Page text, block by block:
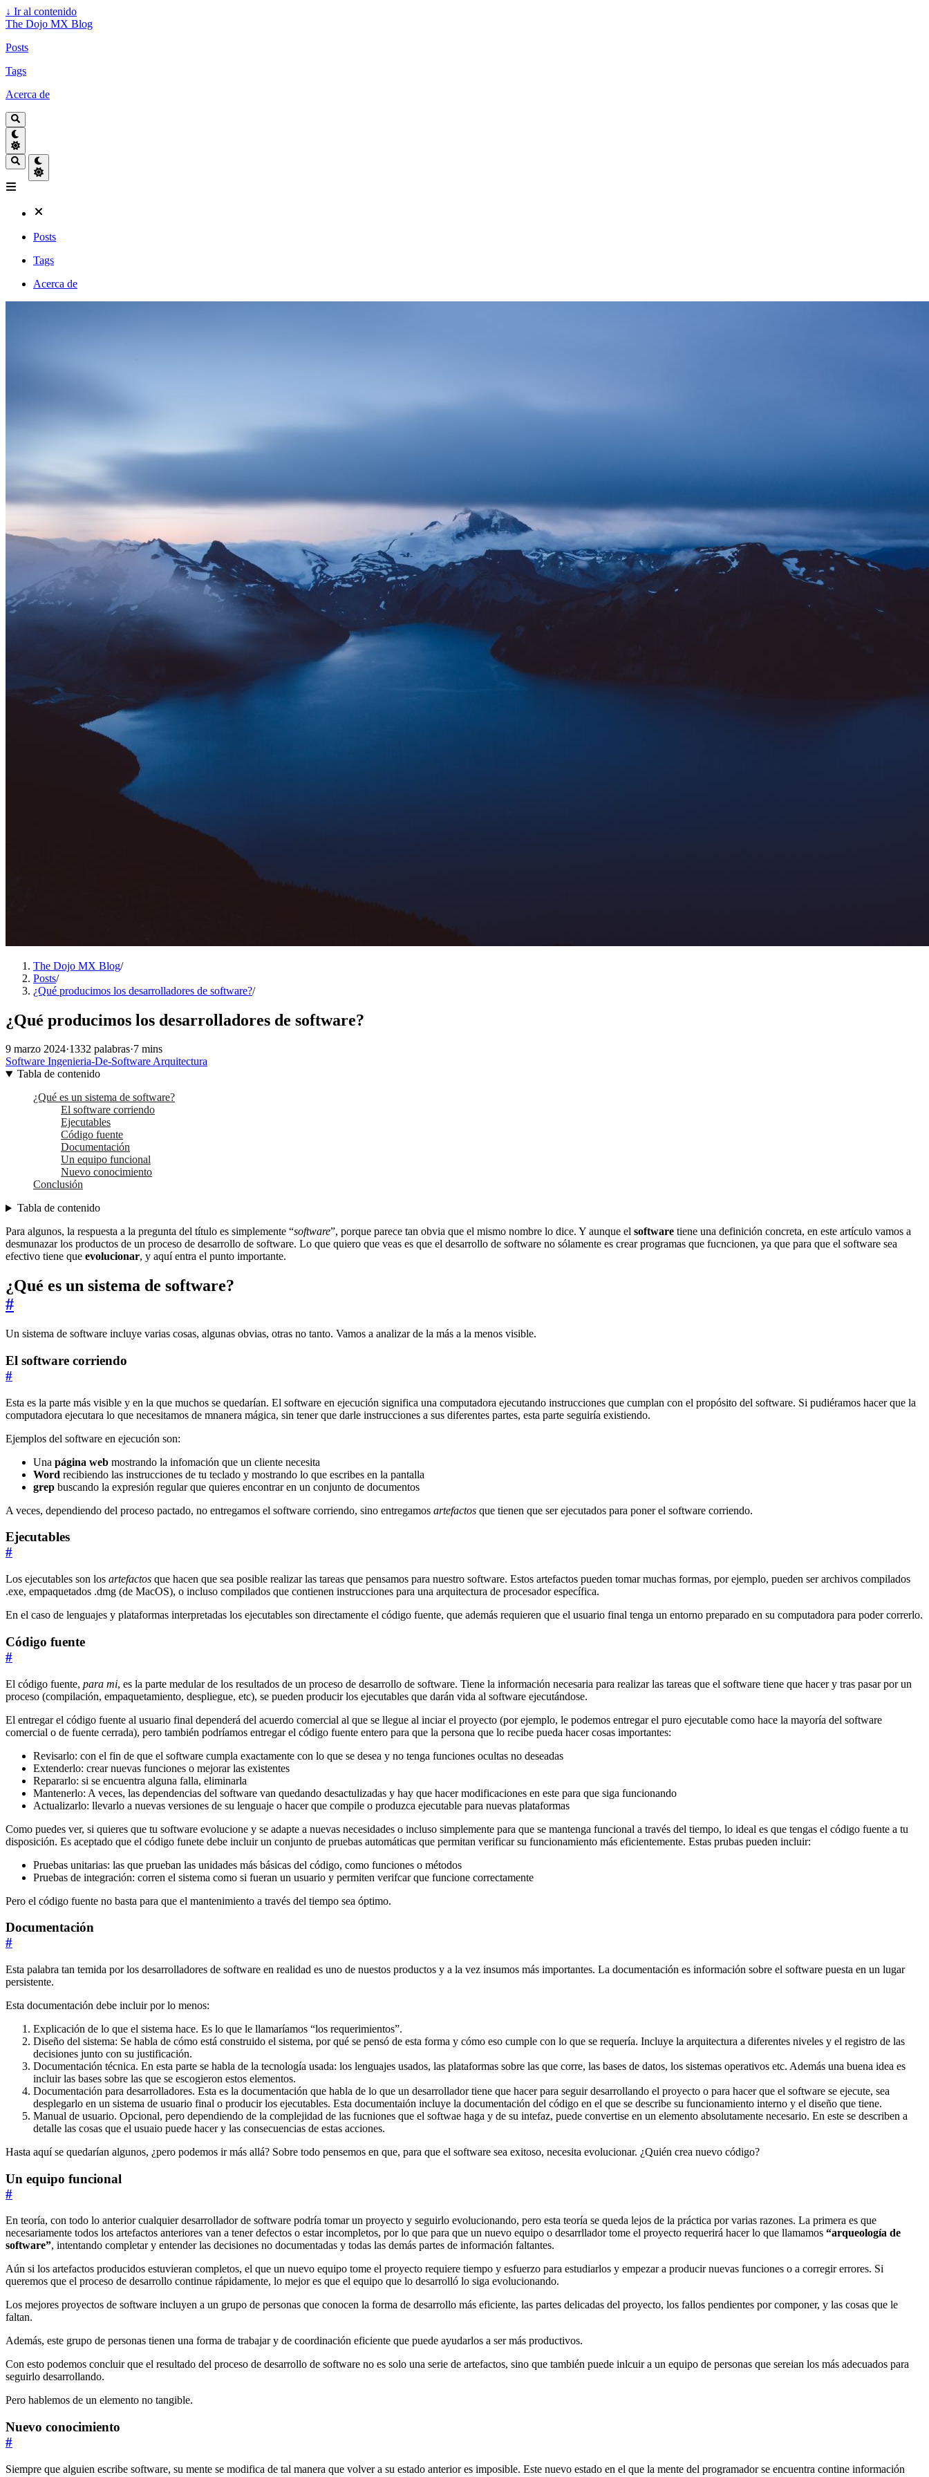
↓ Ir al contenido
The Dojo MX Blog
Posts
Tags
Acerca de
Posts
Tags
Acerca de
The Dojo MX Blog/
Posts/
¿Qué producimos los desarrolladores de software?/
¿Qué producimos los desarrolladores de software?
9 marzo 2024·1332 palabras·7 mins
Software Ingenieria-De-SoftwareArquitectura
Tabla de contenido
¿Qué es un sistema de software?
El software corriendo
Ejecutables
Código fuente
Documentación
Un equipo funcional
Nuevo conocimiento
Conclusión
Tabla de contenido
Para algunos, la respuesta a la pregunta del título es simplemente “software”, porque parece tan obvia que el mismo nombre lo dice. Y aunque el software tiene una definición concreta, en este artículo vamos a
desmunazar los productos de un proceso de desarrollo de software. Lo que quiero que veas es que el desarrollo de software no sólamente es crear programas que fucncionen, ya que para que el software sea
efectivo tiene que evolucionar, y aquí entra el punto importante.
¿Qué es un sistema de software?
#
Un sistema de software incluye varias cosas, algunas obvias, otras no tanto. Vamos a analizar de la más a la menos visible.
El software corriendo
#
Esta es la parte más visible y en la que muchos se quedarían. El software en ejecución significa una computadora ejecutando instrucciones que cumplan con el propósito del software. Si pudiéramos hacer que la
computadora ejecutara lo que necesitamos de mnanera mágica, sin tener que darle instrucciones a sus diferentes partes, esta parte seguiría existiendo.
Ejemplos del software en ejecución son:
Una página web mostrando la infomación que un cliente necesita
Word recibiendo las instrucciones de tu teclado y mostrando lo que escribes en la pantalla
grep buscando la expresión regular que quieres encontrar en un conjunto de documentos
A veces, dependiendo del proceso pactado, no entregamos el software corriendo, sino entregamos artefactos que tienen que ser ejecutados para poner el software corriendo.
Ejecutables
#
Los ejecutables son los artefactos que hacen que sea posible realizar las tareas que pensamos para nuestro software. Estos artefactos pueden tomar muchas formas, por ejemplo, pueden ser archivos compilados
.exe, empaquetados .dmg (de MacOS), o incluso compilados que contienen instrucciones para una arquitectura de procesador específica.
En el caso de lenguajes y plataformas interpretadas los ejecutables son directamente el código fuente, que además requieren que el usuario final tenga un entorno preparado en su computadora para poder correrlo.
Código fuente
#
El código fuente, para mi, es la parte medular de los resultados de un proceso de desarrollo de software. Tiene la información necesaria para realizar las tareas que el software tiene que hacer y tras pasar por un
proceso (compilación, empaquetamiento, despliegue, etc), se pueden producir los ejecutables que darán vida al software ejecutándose.
El entregar el código fuente al usuario final dependerá del acuerdo comercial al que se llegue al inciar el proyecto (por ejemplo, le podemos entregar el puro ejecutable como hace la mayoría del software
comercial o de fuente cerrada), pero también podríamos entregar el código fuente entero para que la persona que lo recibe pueda hacer cosas importantes:
Revisarlo: con el fin de que el software cumpla exactamente con lo que se desea y no tenga funciones ocultas no deseadas
Extenderlo: crear nuevas funciones o mejorar las existentes
Repararlo: si se encuentra alguna falla, eliminarla
Mantenerlo: A veces, las dependencias del software van quedando desactulizadas y hay que hacer modificaciones en este para que siga funcionando
Actualizarlo: llevarlo a nuevas versiones de su lenguaje o hacer que compile o produzca ejecutable para nuevas plataformas
Como puedes ver, si quieres que tu software evolucione y se adapte a nuevas necesidades o incluso simplemente para que se mantenga funcional a través del tiempo, lo ideal es que tengas el código fuente a tu
disposición. Es aceptado que el código funete debe incluir un conjunto de pruebas automáticas que permitan verificar su funcionamiento más eficientemente. Estas prubas pueden incluir:
Pruebas unitarias: las que prueban las unidades más básicas del código, como funciones o métodos
Pruebas de integración: corren el sistema como si fueran un usuario y permiten verifcar que funcione correctamente
Pero el código fuente no basta para que el mantenimiento a través del tiempo sea óptimo.
Documentación
#
Esta palabra tan temida por los desarrolladores de software en realidad es uno de nuestos productos y a la vez insumos más importantes. La documentación es información sobre el software puesta en un lugar
persistente.
Esta documentación debe incluir por lo menos:
Explicación de lo que el sistema hace. Es lo que le llamaríamos “los requerimientos”.
Diseño del sistema: Se habla de cómo está construido el sistema, por qué se pensó de esta forma y cómo eso cumple con lo que se requería. Incluye la arquitectura a diferentes niveles y el registro de las
decisiones junto con su justificación.
Documentación técnica. En esta parte se habla de la tecnología usada: los lenguajes usados, las plataformas sobre las que corre, las bases de datos, los sistemas operativos etc. Además una buena idea es
incluir las bases sobre las que se escogieron estos elementos.
Documentación para desarrolladores. Esta es la documentación que habla de lo que un desarrollador tiene que hacer para seguir desarrollando el proyecto o para hacer que el software se ejecute, sea
desplegarlo en un sistema de usuario final o producir los ejecutables. Esta documentaión incluye la documentación del código en el que se describe su funcionamiento interno y el diseño que tiene.
Manual de usuario. Opcional, pero dependiendo de la complejidad de las fucniones que el softwae haga y de su intefaz, puede convertise en un elemento absolutamente necesario. En este se describen a
detalle las cosas que el usuaio puede hacer y las consecuencias de estas acciones.
Hasta aquí se quedarían algunos, ¿pero podemos ir más allá? Sobre todo pensemos en que, para que el software sea exitoso, necesita evolucionar. ¿Quién crea nuevo código?
Un equipo funcional
#
En teoría, con todo lo anterior cualquier desarrollador de software podría tomar un proyecto y seguirlo evolucionando, pero esta teoría se queda lejos de la práctica por varias razones. La primera es que
necesariamente todos los artefactos anteriores van a tener defectos o estar incompletos, por lo que para que un nuevo equipo o desarrllador tome el proyecto requerirá hacer lo que llamamos “arqueología de
software”, intentando completar y entender las decisiones no documentadas y todas las demás partes de información faltantes.
Aún si los artefactos producidos estuvieran completos, el que un nuevo equipo tome el proyecto requiere tiempo y esfuerzo para estudiarlos y empezar a producir nuevas funciones o a corregir errores. Si
queremos que el proceso de desarrollo continue rápidamente, lo mejor es que el equipo que lo desarrolló lo siga evolucionando.
Los mejores proyectos de software incluyen a un grupo de personas que conocen la forma de desarrollo más eficiente, las partes delicadas del proyecto, los fallos pendientes por componer, y las cosas que le
faltan.
Además, este grupo de personas tienen una forma de trabajar y de coordinación eficiente que puede ayudarlos a ser más productivos.
Con esto podemos concluir que el resultado del proceso de desarrollo de software no es solo una serie de artefactos, sino que también puede inlcuir a un equipo de personas que sereian los más adecuados para
seguirlo desarrollando.
Pero hablemos de un elemento no tangible.
Nuevo conocimiento
#
Siempre que alguien escribe software, su mente se modifica de tal manera que volver a su estado anterior es imposible. Este nuevo estado en el que la mente del programador se encuentra contine información